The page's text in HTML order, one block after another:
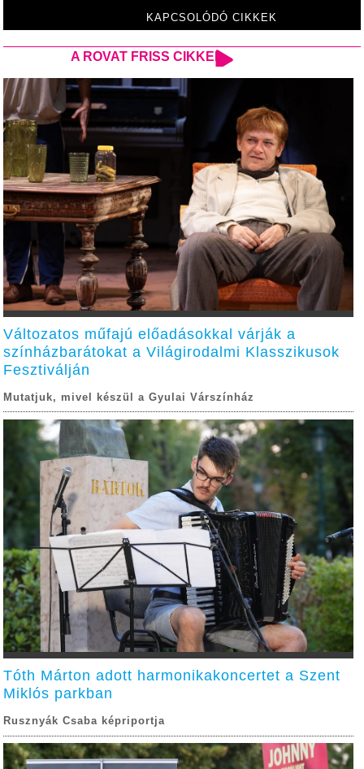
KAPCSOLÓDÓ CIKKEK
A ROVAT FRISS CIKKEI
Változatos műfajú előadásokkal várják a
színházbarátokat a Világirodalmi Klasszikusok
Fesztiválján
Mutatjuk, mivel készül a Gyulai Várszínház
Tóth Márton adott harmonikakoncertet a Szent
Miklós parkban
Rusznyák Csaba képriportja